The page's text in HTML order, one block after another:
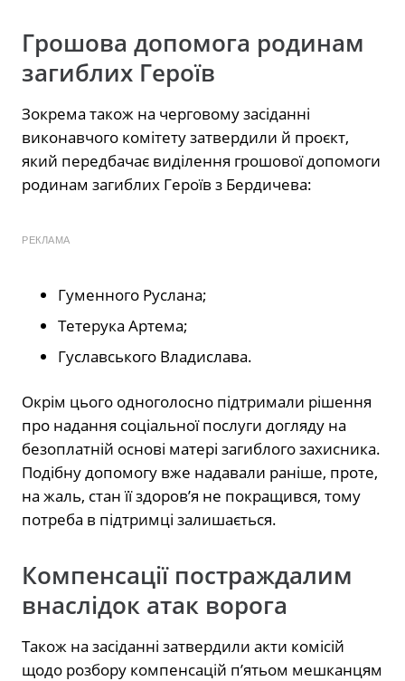
Грошова допомога родинам
загиблих Героїв
Зокрема також на черговому засіданні
виконавчого комітету затвердили й проєкт,
який передбачає виділення грошової допомоги
родинам загиблих Героїв з Бердичева:
РЕКЛАМА
Гуменного Руслана;
Тетерука Артема;
Гуславського Владислава.
Окрім цього одноголосно підтримали рішення
про надання соціальної послуги догляду на
безоплатній основі матері загиблого захисника.
Подібну допомогу вже надавали раніше, проте,
на жаль, стан її здоров’я не покращився, тому
потреба в підтримці залишається.
Компенсації постраждалим
внаслідок атак ворога
Також на засіданні затвердили акти комісій
щодо розбору компенсацій п’ятьом мешканцям